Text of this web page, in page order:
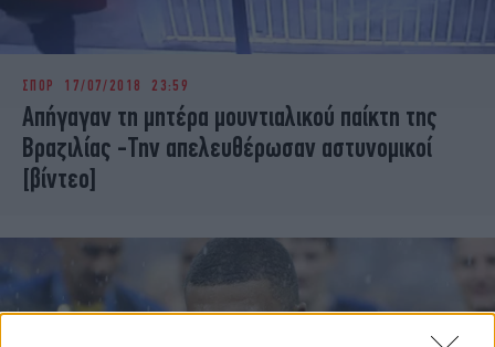
ΣΠΟΡ 17/07/2018 23:59
Απήγαγαν τη μητέρα μουντιαλικού παίκτη της
Βραζιλίας -Την απελευθέρωσαν αστυνομικοί
[βίντεο]